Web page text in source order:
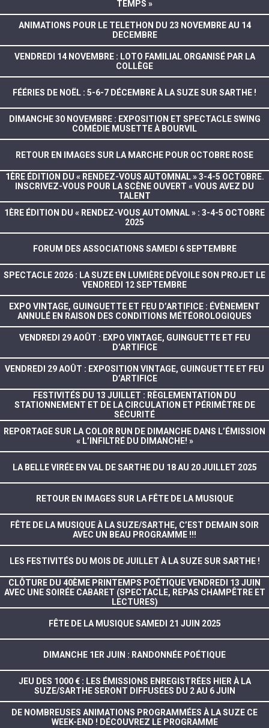
TEMPS »
ANIMATIONS POUR LE TELETHON DU 23 NOVEMBRE AU 14
DECEMBRE
VENDREDI 14 NOVEMBRE : LOTO FAMILIAL ORGANISÉ PAR LA
COLLÈGE
FÉÉRIES DE NOËL : 5-6-7 DÉCEMBRE À LA SUZE SUR SARTHE !
DIMANCHE 30 NOVEMBRE : EXPOSITION ET SPECTACLE SWING
COMÉDIE MUSETTE À BOURVIL
RETOUR EN IMAGES SUR LA MARCHE POUR OCTOBRE ROSE
1ÈRE ÉDITION DU « RENDEZ-VOUS AUTOMNAL » 3-4-5 OCTOBRE.
INSCRIVEZ-VOUS POUR LA SCÈNE OUVERT « VOUS AVEZ DU
TALENT
1ÈRE ÉDITION DU « RENDEZ-VOUS AUTOMNAL » : 3-4-5 OCTOBRE
2025
FORUM DES ASSOCIATIONS SAMEDI 6 SEPTEMBRE
SPECTACLE 2026 : LA SUZE EN LUMIÈRE DÉVOILE SON PROJET LE
VENDREDI 12 SEPTEMBRE
EXPO VINTAGE, GUINGUETTE ET FEU D’ARTIFICE : ÉVÈNEMENT
ANNULÉ EN RAISON DES CONDITIONS MÉTÉOROLOGIQUES
VENDREDI 29 AOÛT : EXPO VINTAGE, GUINGUETTE ET FEU
D’ARTIFICE
VENDREDI 29 AOÛT : EXPOSITION VINTAGE, GUINGUETTE ET FEU
D’ARTIFICE
FESTIVITÉS DU 13 JUILLET : RÈGLEMENTATION DU
STATIONNEMENT ET DE LA CIRCULATION ET PÉRIMÈTRE DE
SÉCURITÉ
REPORTAGE SUR LA COLOR RUN DE DIMANCHE DANS L’ÉMISSION
« L’INFILTRÉ DU DIMANCHE! »
LA BELLE VIRÉE EN VAL DE SARTHE DU 18 AU 20 JUILLET 2025
RETOUR EN IMAGES SUR LA FÊTE DE LA MUSIQUE
FÊTE DE LA MUSIQUE À LA SUZE/SARTHE, C’EST DEMAIN SOIR
AVEC UN BEAU PROGRAMME !!!
LES FESTIVITÉS DU MOIS DE JUILLET À LA SUZE SUR SARTHE !
CLÔTURE DU 40ÈME PRINTEMPS POÉTIQUE VENDREDI 13 JUIN
AVEC UNE SOIRÉE CABARET (SPECTACLE, REPAS CHAMPÊTRE ET
LECTURES)
FÊTE DE LA MUSIQUE SAMEDI 21 JUIN 2025
DIMANCHE 1ER JUIN : RANDONNÉE POÉTIQUE
JEU DES 1000 € : LES ÉMISSIONS ENREGISTRÉES HIER À LA
SUZE/SARTHE SERONT DIFFUSÉES DU 2 AU 6 JUIN
DE NOMBREUSES ANIMATIONS PROGRAMMÉES À LA SUZE CE
WEEK-END ! DÉCOUVREZ LE PROGRAMME